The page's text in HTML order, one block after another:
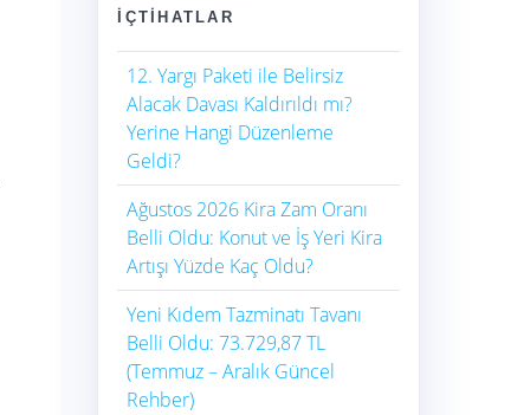
İÇTIHATLAR
12. Yargı Paketi ile Belirsiz
Alacak Davası Kaldırıldı mı?
Yerine Hangi Düzenleme
Geldi?
Ağustos 2026 Kira Zam Oranı
Belli Oldu: Konut ve İş Yeri Kira
Artışı Yüzde Kaç Oldu?
Yeni Kıdem Tazminatı Tavanı
Belli Oldu: 73.729,87 TL
(Temmuz – Aralık Güncel
Rehber)